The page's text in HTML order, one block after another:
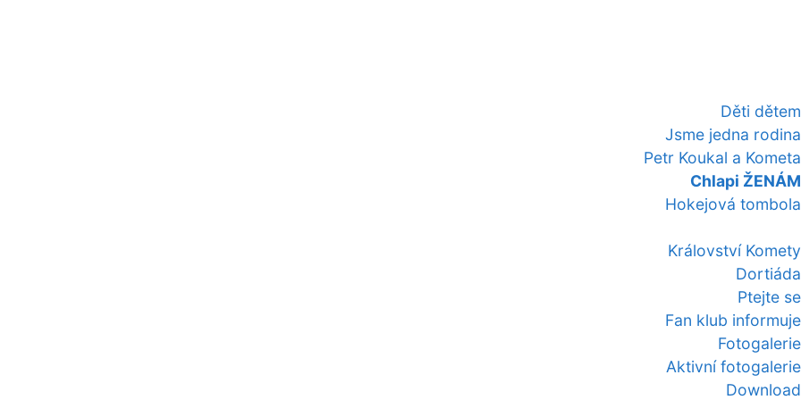
Děti dětem
Jsme jedna rodina
Petr Koukal a Kometa
Chlapi ŽENÁM
Hokejová tombola
Království Komety
Dortiáda
Ptejte se
Fan klub informuje
Fotogalerie
Aktivní fotogalerie
Download